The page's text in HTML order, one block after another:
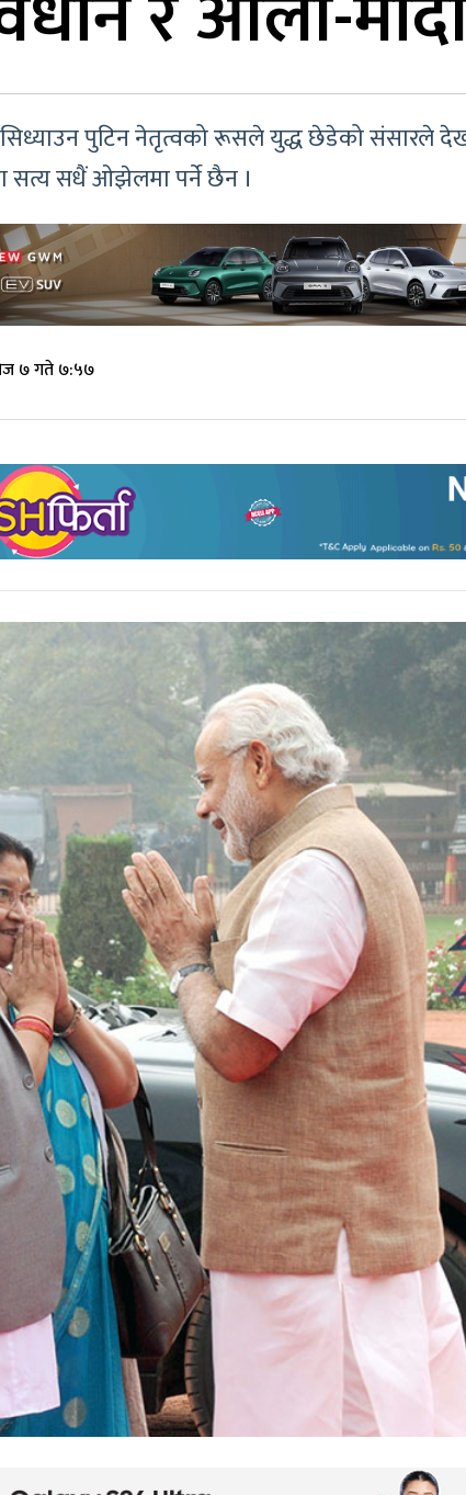
पुटिन नेतृत्वको रूसले युद्ध छेडेको संसारले
सत्य सधैं ओझेलमा पर्ने छैन ।
७ गते ७:५७